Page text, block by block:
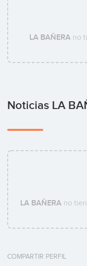
LA BAÑERAno
Noticias LA
LA BAÑERA no
COMPARTIR PERFIL